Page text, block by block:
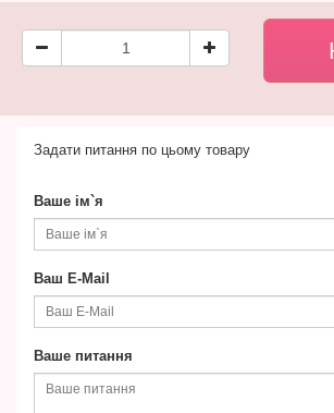
Задати питання по цьому товару
Ваше ім`я
Ваш E-Mail
Ваше питання